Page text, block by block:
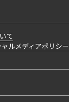
て
ルメディアポリシー